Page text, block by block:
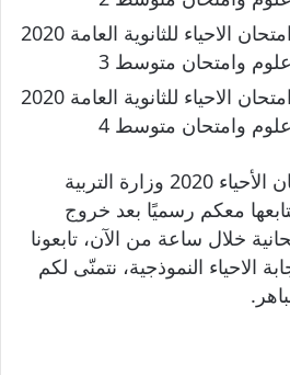
الإجابات الرسمية لامتحان الأحياء 2020 وزارة التربية
معكم رسميًا بعد خروج
خلال ساعة من الآن، تابعونا
الاحياء النموذجية، نتمنّى لكم